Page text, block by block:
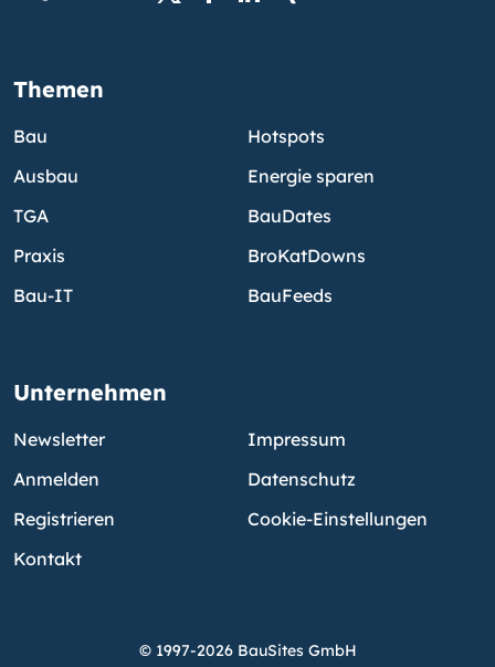
Themen
Bau
Ausbau
TGA
Praxis
Bau-IT
Hotspots
Energie sparen
BauDates
BroKatDowns
BauFeeds
Unternehmen
Newsletter
Anmelden
Registrieren
Kontakt
Impressum
Datenschutz
Cookie-Einstellungen
© 1997-2026 BauSites GmbH